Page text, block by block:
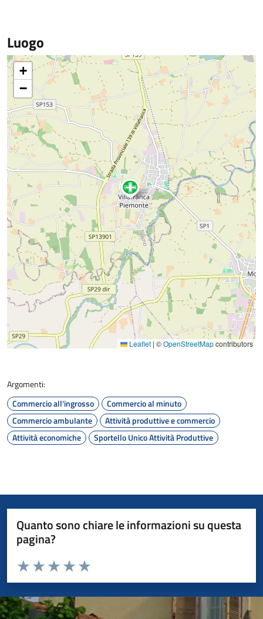
Luogo
+
−
Leaflet | ©OpenStreetMapcontributors
Argomenti:
Commercio all'ingrosso
Commercio al minuto
Commercio ambulante
Attività produttive e commercio
Attività economiche
Sportello Unico Attività Produttive
Quanto sono chiare le informazioni su questa
pagina?
Valuta da 1 a 5 stelle la pagina
Valuta 5 stelle su 5
Valuta 4 stelle su 5
Valuta 3 stelle su 5
Valuta 2 stelle su 5
Valuta 1 stelle su 5